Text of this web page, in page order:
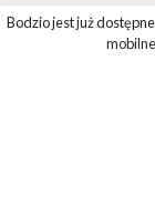
Bodzio jest już